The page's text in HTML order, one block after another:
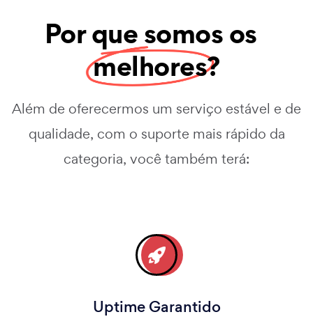
Por que somos os
melhores?
Além de oferecermos um serviço estável e de
qualidade, com o suporte mais rápido da
categoria, você também terá:
Uptime Garantido